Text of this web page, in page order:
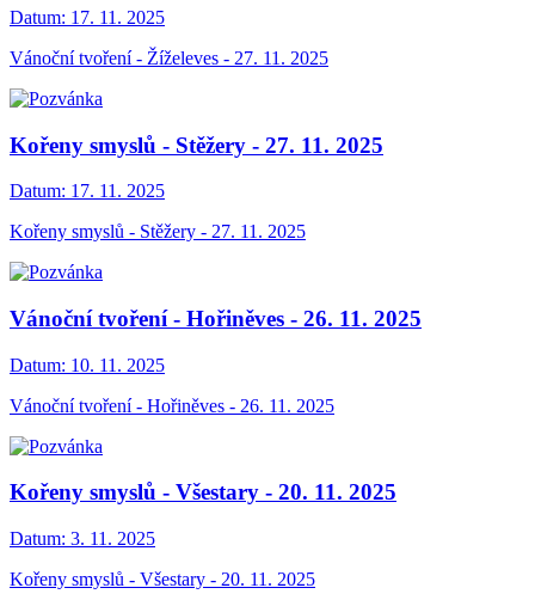
Datum: 17. 11. 2025
Vánoční tvoření - Žíželeves - 27. 11. 2025
Kořeny smyslů - Stěžery - 27. 11. 2025
Datum: 17. 11. 2025
Kořeny smyslů - Stěžery - 27. 11. 2025
Vánoční tvoření - Hořiněves - 26. 11. 2025
Datum: 10. 11. 2025
Vánoční tvoření - Hořiněves - 26. 11. 2025
Kořeny smyslů - Všestary - 20. 11. 2025
Datum: 3. 11. 2025
Kořeny smyslů - Všestary - 20. 11. 2025